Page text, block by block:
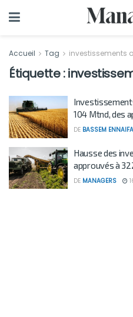
Accueil Tag investissements
Étiquette :
104 Mtnd, des
DE BASSEM
Hausse des
approuvés à
DE MANAGERS